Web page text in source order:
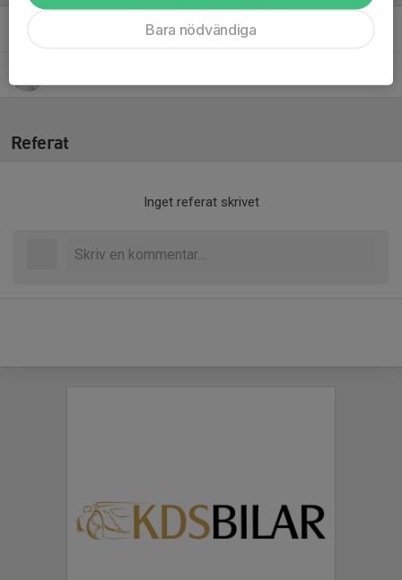
Assisterande tränare
Referat
Inget referat skrivet
Bara nödvändiga